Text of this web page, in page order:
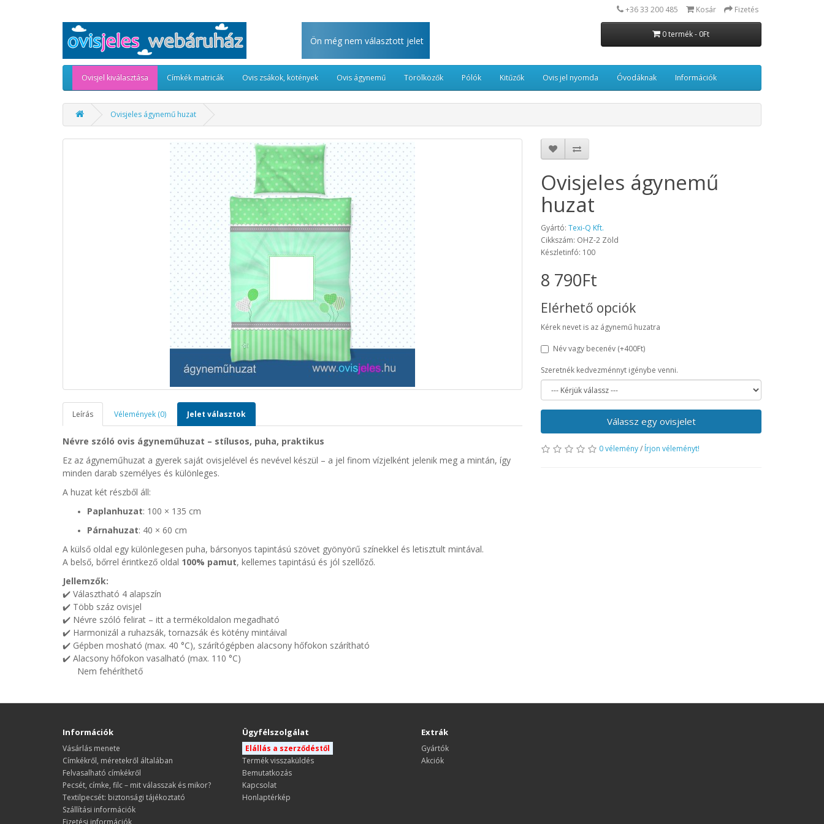
+36 33 200 485 Kosár Fizetés
Ön még nem választott jelet
0 termék - 0Ft
Ovisjel kiválasztása Címkék matricák Ovis zsákok, kötények Ovis ágynemű Törölközők Pólók Kitűzők Ovis jel nyomda Óvodáknak Információk
Ovisjeles ágynemű huzat
Leírás Vélemények (0) Jelet választok
Névre szóló ovis ágyneműhuzat – stílusos, puha, praktikus
Ez az ágyneműhuzat a gyerek saját ovisjelével és nevével készül – a jel finom vízjelként jelenik meg a mintán, így
minden darab személyes és különleges.
A huzat két részből áll:
Paplanhuzat: 100 × 135 cm
Párnahuzat: 40 × 60 cm
A külső oldal egy különlegesen puha, bársonyos tapintású szövet gyönyörű színekkel és letisztult mintával.
A belső, bőrrel érintkező oldal 100% pamut, kellemes tapintású és jól szellőző.
Jellemzők:
✔️ Választható 4 alapszín
✔️ Több száz ovisjel
✔️ Névre szóló felirat – itt a termékoldalon megadható
✔️ Harmonizál a ruhazsák, tornazsák és kötény mintáival
✔️ Gépben mosható (max. 40 °C), szárítógépben alacsony hőfokon szárítható
✔️ Alacsony hőfokon vasalható (max. 110 °C)
Nem fehéríthető
Ovisjeles ágynemű
huzat
Gyártó: Texi-Q Kft.
Cikkszám: OHZ-2 Zöld
Készletinfó: 100
8 790Ft
Elérhető opciók
Kérek nevet is az ágynemű huzatra
Név vagy becenév (+400Ft)
Szeretnék kedvezménnyt igénybe venni.
Válassz egy ovisjelet
0 vélemény/ Írjon véleményt!
Információk
Vásárlás menete
​​​​​​​Címkékről, méretekről általában
Felvasalható címkékről
Pecsét, címke, filc – mit válasszak és mikor?
Textilpecsét: biztonsági tájékoztató
Szállítási információk
Fizetési információk
Ügyfélszolgálat
Elállás a szerződéstől
Termék visszaküldés
Bemutatkozás
Kapcsolat
Honlaptérkép
Extrák
Gyártók
Akciók